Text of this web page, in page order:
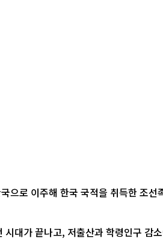
로 이주해 한국 국적을 취득한 조
대가 끝나고, 저출산과 학령인구 감